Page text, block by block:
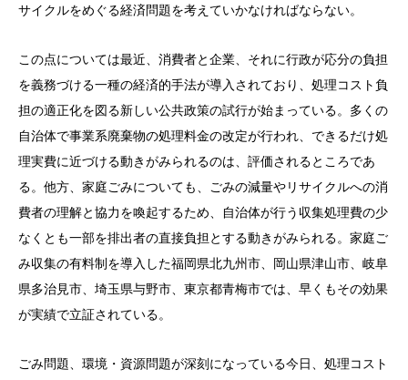
サイクルをめぐる経済問題を考えていかなければならない。
この点については最近、消費者と企業、それに行政が応分の負担
を義務づける一種の経済的手法が導入されており、処理コスト負
担の適正化を図る新しい公共政策の試行が始まっている。多くの
自治体で事業系廃棄物の処理料金の改定が行われ、できるだけ処
理実費に近づける動きがみられるのは、評価されるところであ
る。他方、家庭ごみについても、ごみの減量やリサイクルへの消
費者の理解と協力を喚起するため、自治体が行う収集処理費の少
なくとも一部を排出者の直接負担とする動きがみられる。家庭ご
み収集の有料制を導入した福岡県北九州市、岡山県津山市、岐阜
県多治見市、埼玉県与野市、東京都青梅市では、早くもその効果
が実績で立証されている。
ごみ問題、環境・資源問題が深刻になっている今日、処理コスト